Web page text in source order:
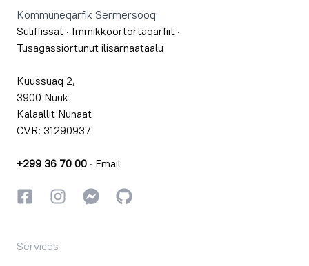
Kommuneqarfik Sermersooq
Suliffissat · Immikkoortortaqarfiit ·
Tusagassiortunut ilisarnaataalu
Kuussuaq 2,
3900 Nuuk
Kalaallit Nunaat
CVR: 31290937
+299 36 70 00 · Email
FacebookkiInstagrammiInstagrammi
GitHub
Services